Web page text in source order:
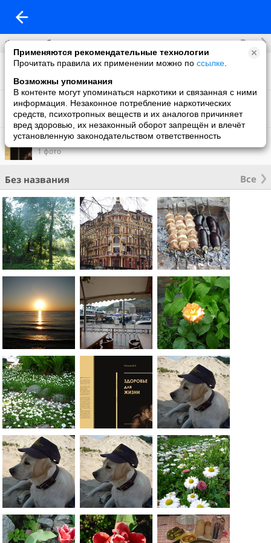
Применяются рекомендательные технологии
Прочитать правила их применении можно по ссылке
Возможны упоминания
В контенте могут упоминаться наркотики и связанная с ними
информация. Незаконное потребление наркотических
средств, психотропных веществ и их аналогов причиняет
вред здоровью, их незаконный оборот запрещён и влечёт
установленную законодательством ответственность
Фотоальбомы Все
Фото со мной
Фон на обложку
3 фото
Что нового
1 фото
Без названия Все